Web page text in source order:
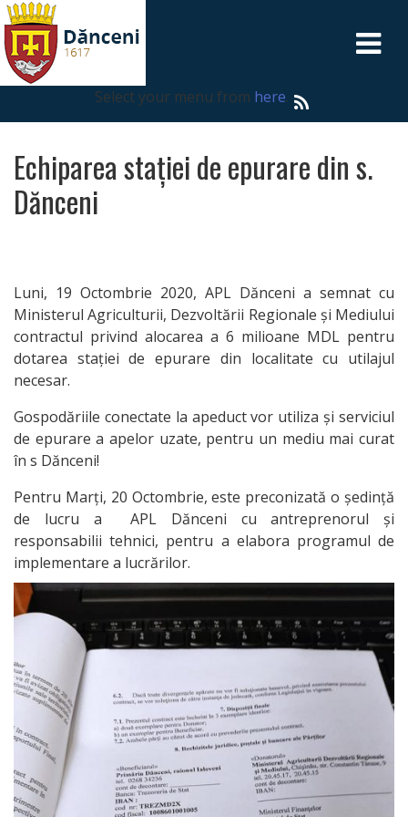
DESPRE
PRIMĂRIA
Echipa
primăriei
Control
managerial
LOCAL
Lista
Consilierilor
Comisii
de
specialitate
SECRETAR
TRANSPARENȚĂ
Select your menu from here.
Echiparea stației de epurare din s.
Dănceni
Luni, 19 Octombrie 2020, APL Dănceni a semnat cu
Ministerul Agriculturii, Dezvoltării Regionale și Mediului
contractul privind alocarea a 6 milioane MDL pentru
dotarea stației de epurare din localitate cu utilajul
necesar.
Gospodăriile conectate la apeduct vor utiliza și serviciul
de epurare a apelor uzate, pentru un mediu mai curat
în s Dănceni!
Pentru Marți, 20 Octombrie, este preconizată o ședință
de lucru a APL Dănceni cu antreprenorul și
responsabilii tehnici, pentru a elabora programul de
implementare a lucrărilor.